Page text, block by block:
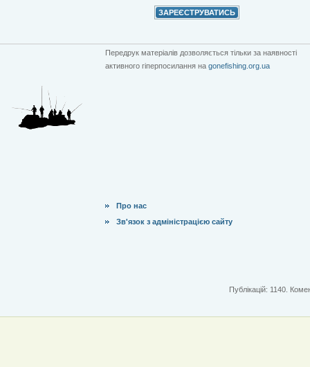
Передрук матеріалів дозволяється тільки за наявності
активного гіперпосилання на gonefishing.org.ua
Про нас
Зв'язок з адміністрацією сайту
Публікацій: 1140.